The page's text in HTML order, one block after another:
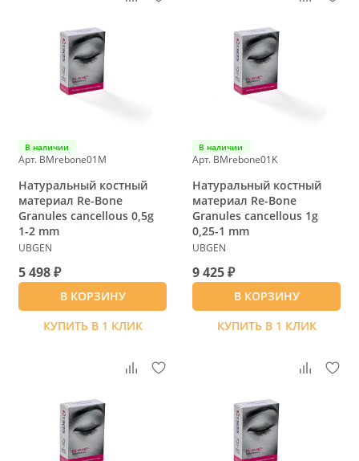
В наличии
Арт. BMrebone01M
Натуральный костный
материал Re-Bone
Granules cancellous 0,5g
1-2 mm
UBGEN
5 498 ₽
В КОРЗИНУ
КУПИТЬ В 1 КЛИК
В наличии
Арт. BMrebone01K
Натуральный костный
материал Re-Bone
Granules cancellous 1g
0,25-1 mm
UBGEN
9 425 ₽
В КОРЗИНУ
КУПИТЬ В 1 КЛИК